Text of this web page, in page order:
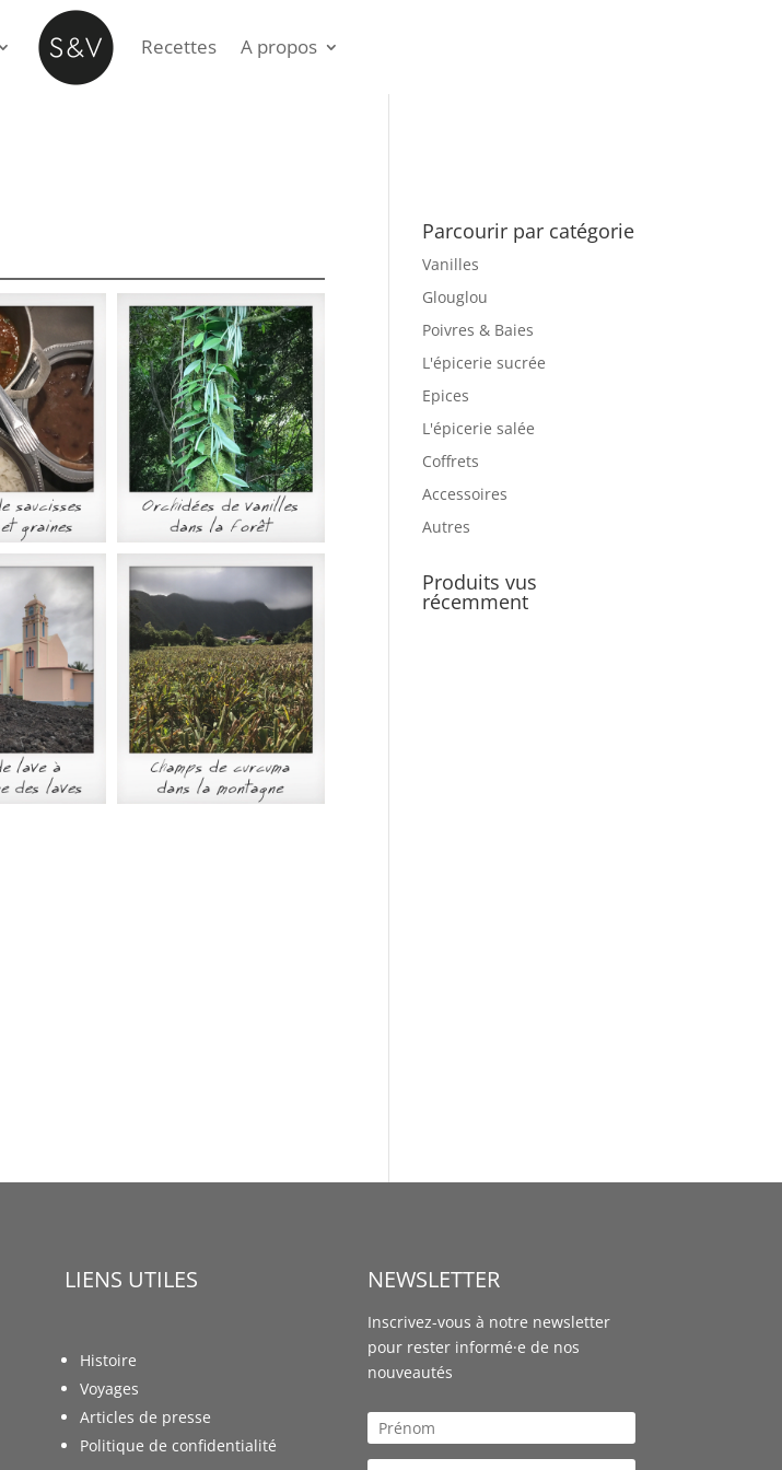
Recettes A propos
Parcourir par catégorie
Vanilles
Glouglou
Poivres & Baies
L'épicerie sucrée
Epices
L'épicerie salée
Coffrets
Accessoires
Autres
Produits vus
récemment
LIENS UTILES
Histoire
Voyages
Articles de presse
Politique de confidentialité
NEWSLETTER
Inscrivez-vous à notre newsletter
pour rester informé·e de nos
nouveautés